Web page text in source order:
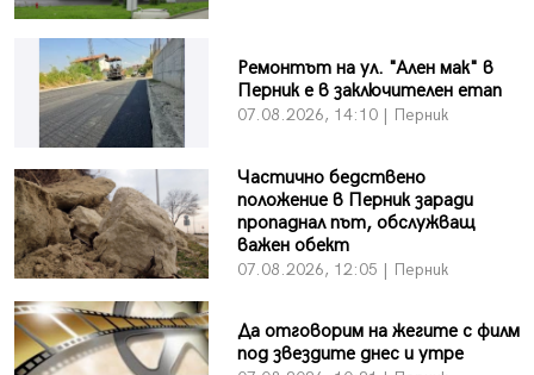
Ремонтът на ул. "Ален мак" в
Перник е в заключителен етап
07.08.2026, 14:10 | Перник
Частично бедствено
положение в Перник заради
пропаднал път, обслужващ
важен обект
07.08.2026, 12:05 | Перник
Да отговорим на жегите с филм
под звездите днес и утре